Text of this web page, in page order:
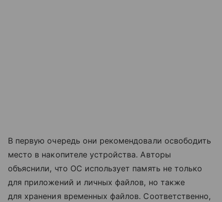
В первую очередь они рекомендовали освободить
место в накопителе устройства. Авторы
объяснили, что ОС использует память не только
для приложений и личных файлов, но также
для хранения временных файлов. Соответственно,